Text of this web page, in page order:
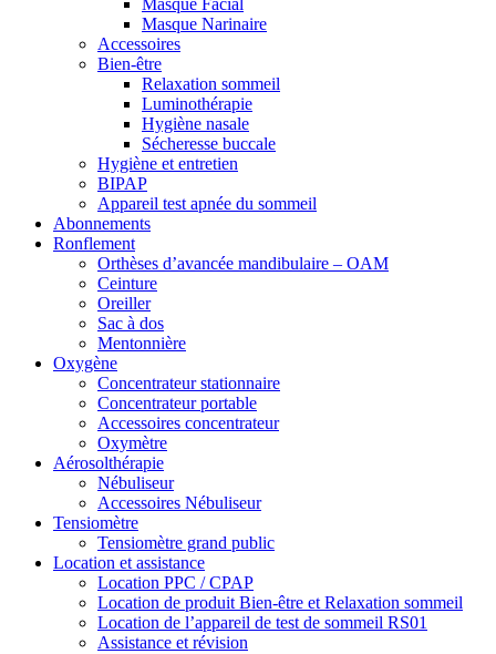
Masque Facial
Masque Narinaire
Accessoires
Bien-être
Relaxation sommeil
Luminothérapie
Hygiène nasale
Sécheresse buccale
Hygiène et entretien
BIPAP
Appareil test apnée du sommeil
Abonnements
Ronflement
Orthèses d’avancée mandibulaire – OAM
Ceinture
Oreiller
Sac à dos
Mentonnière
Oxygène
Concentrateur stationnaire
Concentrateur portable
Accessoires concentrateur
Oxymètre
Aérosolthérapie
Nébuliseur
Accessoires Nébuliseur
Tensiomètre
Tensiomètre grand public
Location et assistance
Location PPC / CPAP
Location de produit Bien-être et Relaxation sommeil
Location de l’appareil de test de sommeil RS01
Assistance et révision